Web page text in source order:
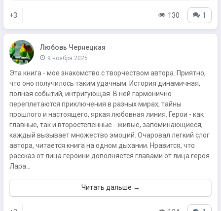
+3 130 1
Любовь Чернецкая
9 ноября 2025
Эта книга - мое знакомство с творчеством автора. Приятно,
что оно получилось таким удачным. История динамичная,
полная событий, интригующая. В ней гармонично
переплетаются приключения в разных мирах, тайны
прошлого и настоящего, яркая любовная линия. Герои - как
главные, так и второстепенные - живые, запоминающиеся,
каждый вызывает множество эмоций. Очаровал легкий слог
автора, читается книга на одном дыхании. Нравится, что
рассказ от лица героини дополняется главами от лица героя.
Лара...
Читать дальше →